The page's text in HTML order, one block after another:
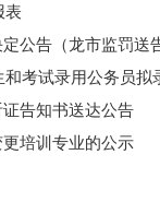
表
公告（龙市监罚送
考试录用公务员拟
告知书送达公告
培训专业的公示